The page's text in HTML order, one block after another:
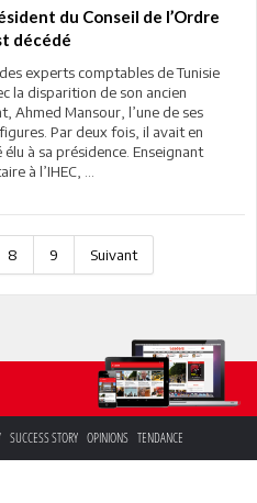
du Conseil de l’Ordre
décédé
experts comptables de Tunisie
la disparition de son ancien
Ahmed Mansour, l’une de ses
Par deux fois, il avait en
à sa présidence. Enseignant
à l’IHEC, ...
8 9 Suivant
SUCCESS STORY OPINIONS TENDANCE